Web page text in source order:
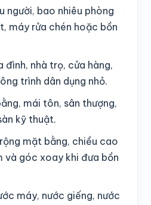
người, bao nhiêu phòng
máy rửa chén hoặc bồn
đình, nhà trọ, cửa hàng,
trình dân dụng nhỏ.
mái tôn, sân thượng,
kỹ thuật.
mặt bằng, chiều cao
và góc xoay khi đưa bồn
máy, nước giếng, nước